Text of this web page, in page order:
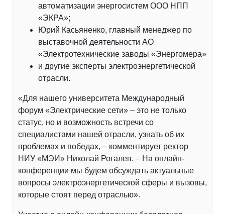
автоматизации энергосистем ООО НПП
«ЭКРА»;
Юрий Касьяненко, главный менеджер по
выставочной деятельности АО
«Электротехнические заводы «Энергомера»
и другие эксперты электроэнергетической
отрасли.
«Для нашего университета Международный
форум «Электрические сети» – это не только
статус, но и возможность встречи со
специалистами нашей отрасли, узнать об их
проблемах и победах, – комментирует ректор
НИУ «МЭИ» Николай Рогалев. – На онлайн-
конференции мы будем обсуждать актуальные
вопросы электроэнергетической сферы и вызовы,
которые стоят перед отраслью».